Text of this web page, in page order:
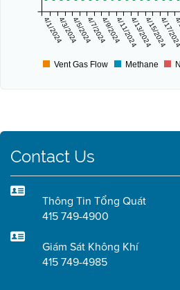
4/1/20244/3/20244/5/20244/7/20244/9/20244/11/20244/13/20244/15/2024
4/17/
Vent Gas Flow Methane
Contact Us
Thông Tin Tổng Quát
415 749-4900
Giám Sát Không Khí
415 749-4985